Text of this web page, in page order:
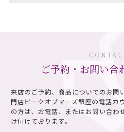
ご予約・お問い合
来店のご予約、商品についてのお問
門店ピークオブマーズ銀座の電話カ
の方は、お電話、またはお問い合わ
け付けております。